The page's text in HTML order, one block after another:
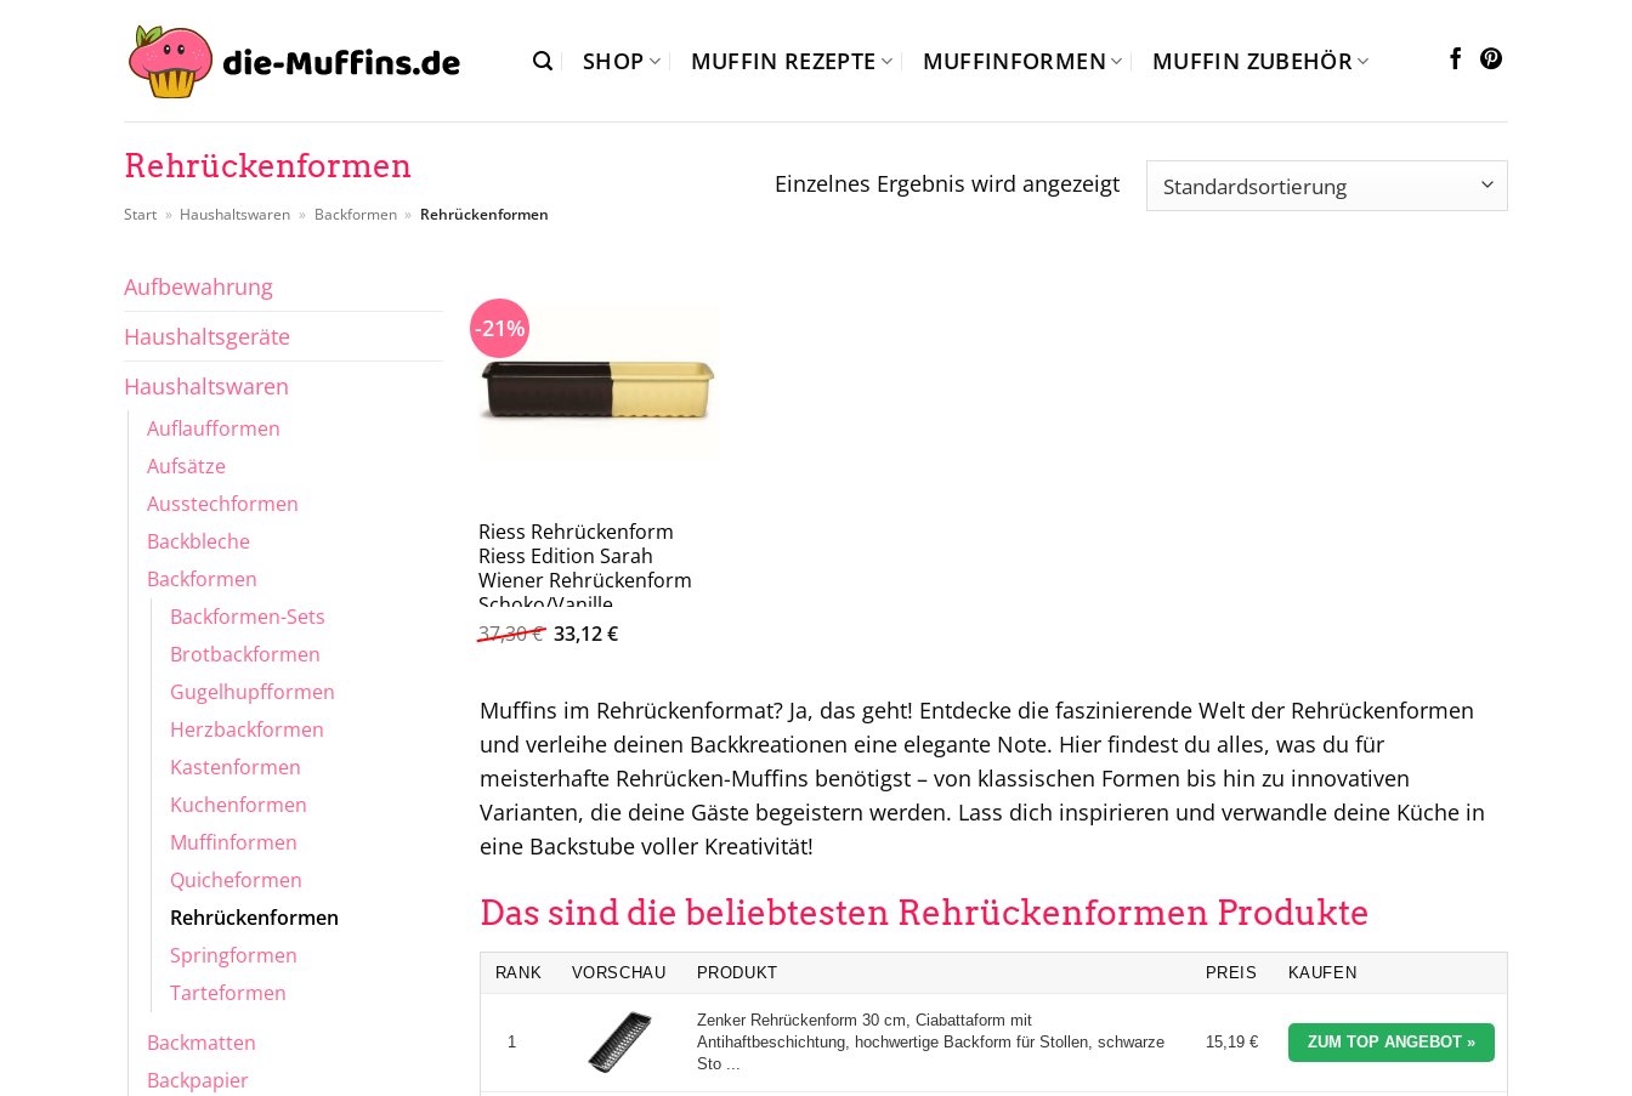
SHOP MUFFIN REZEPTE MUFFINFORMEN MUFFIN ZUBEHÖR
Rehrückenformen
Start » Haushaltswaren » Backformen » Rehrückenformen
Einzelnes Ergebnis wird angezeigt
Aufbewahrung
Haushaltsgeräte
Haushaltswaren
Auflaufformen
Aufsätze
Ausstechformen
Backbleche
Backformen
Backformen-Sets
Brotbackformen
Gugelhupfformen
Herzbackformen
Kastenformen
Kuchenformen
Muffinformen
Quicheformen
Rehrückenformen
Springformen
Tarteformen
Backmatten
Backpapier
-21%
Riess Rehrückenform
Riess Edition Sarah
Wiener Rehrückenform
Schoko/Vanille
30x10x6,5cm
37,30€ Ursprünglicher
Preis
33,12€Aktueller
Preis
Muffins im Rehrückenformat? Ja, das geht! Entdecke die faszinierende Welt der Rehrückenformen
und verleihe deinen Backkreationen eine elegante Note. Hier findest du alles, was du für
meisterhafte Rehrücken-Muffins benötigst – von klassischen Formen bis hin zu innovativen
Varianten, die deine Gäste begeistern werden. Lass dich inspirieren und verwandle deine Küche in
eine Backstube voller Kreativität!
Das sind die beliebtesten Rehrückenformen Produkte
RANK VORSCHAU PRODUKT PREIS KAUFEN
1
Zenker Rehrückenform 30 cm, Ciabattaform mit
Antihaftbeschichtung, hochwertige Backform für Stollen, schwarze
Sto ...
15,19 € ZUM TOP ANGEBOT »